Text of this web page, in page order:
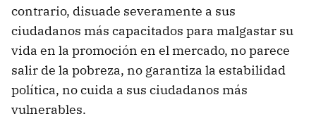
contrario, disuade severamente a sus
ciudadanos más capacitados para malgastar su
vida en la promoción en el mercado, no parece
salir de la pobreza, no garantiza la estabilidad
política, no cuida a sus ciudadanos más
vulnerables.